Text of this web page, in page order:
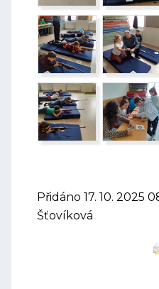
Přidáno 17. 10. 2025
Šťovíková